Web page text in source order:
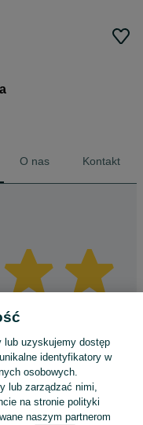
O nas Kontakt
lub uzyskujemy dostęp
identyfikatory w
osobowych.
lub zarządzać nimi,
na stronie polityki
naszym partnerom